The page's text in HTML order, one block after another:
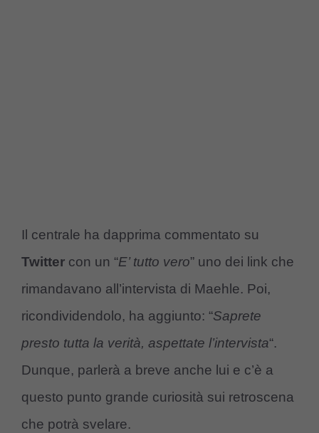
Il centrale ha dapprima commentato su
Twitter con un “E’ tutto vero” uno dei link che
rimandavano all’intervista di Maehle. Poi,
ricondividendolo, ha aggiunto: “Saprete
presto tutta la verità, aspettate l’intervista“.
Dunque, parlerà a breve anche lui e c’è a
questo punto grande curiosità sui retroscena
che potrà svelare.